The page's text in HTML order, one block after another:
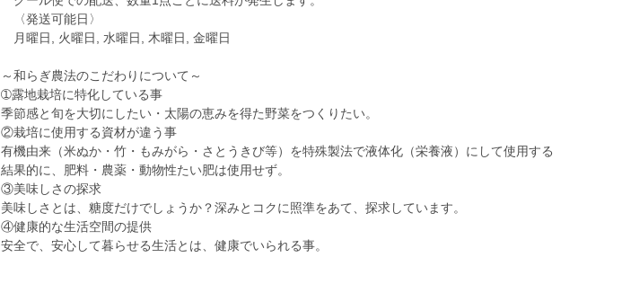
〈発送可能日〉
月曜日, 火曜日, 水曜日, 木曜日, 金曜日
～和らぎ農法のこだわりについて～
➀露地栽培に特化している事
季節感と旬を大切にしたい・太陽の恵みを得た野菜をつくりたい。
②栽培に使用する資材が違う事
有機由来（米ぬか・竹・もみがら・さとうきび等）を特殊製法で液体化（栄養液）にして使用する
結果的に、肥料・農薬・動物性たい肥は使用せず。
③美味しさの探求
美味しさとは、糖度だけでしょうか？深みとコクに照準をあて、探求しています。
④健康的な生活空間の提供
安全で、安心して暮らせる生活とは、健康でいられる事。